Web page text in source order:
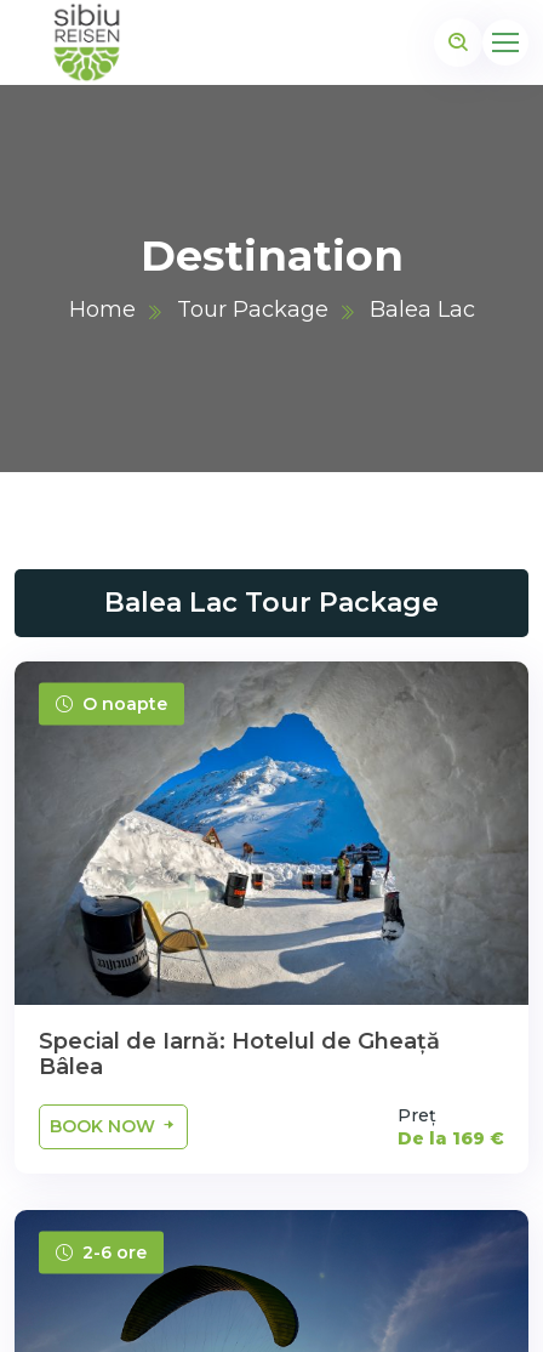
Destination
Home Tour Package Balea Lac
Balea Lac Tour Package
O noapte
Special de Iarnă: Hotelul de Gheață
Bâlea
BOOK NOW
Preț
De la 169 €
2-6 ore